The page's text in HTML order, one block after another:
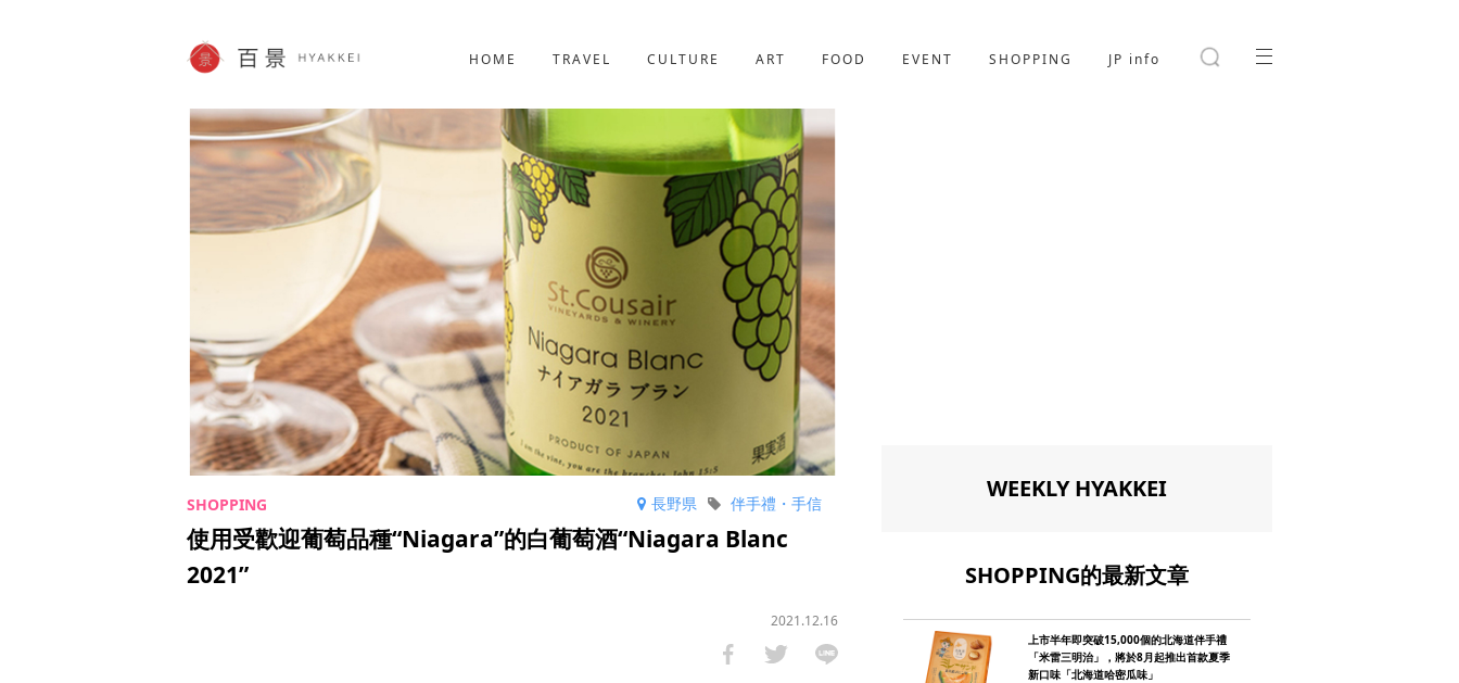
HOME TRAVEL CULTURE ART FOOD EVENT SHOPPING JP info
SHOPPING
JP info
長野県 伴手禮・手信
使用受歡迎葡萄品種“Niagara”的白葡萄酒“Niagara Blanc
2021”
2021.12.16
WEEKLY HYAKKEI
SHOPPING的最新文章
上市半年即突破15,000個的北海道伴手禮
「米雷三明治」，將於8月起推出首款夏季
新口味「北海道哈密瓜味」